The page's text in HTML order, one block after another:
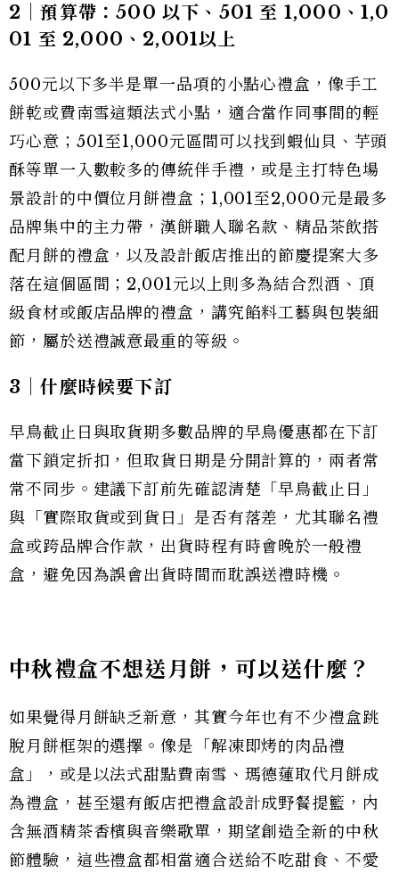
2｜預算帶：500 以下、501 至 1,000、1,0
01 至 2,000、2,001以上
500元以下多半是單一品項的小點心禮盒，像手工
餅乾或費南雪這類法式小點，適合當作同事間的輕
巧心意；501至1,000元區間可以找到蝦仙貝、芋頭
酥等單一入數較多的傳統伴手禮，或是主打特色場
景設計的中價位月餅禮盒；1,001至2,000元是最多
品牌集中的主力帶，漢餅職人聯名款、精品茶飲搭
配月餅的禮盒，以及設計飯店推出的節慶提案大多
落在這個區間；2,001元以上則多為結合烈酒、頂
級食材或飯店品牌的禮盒，講究餡料工藝與包裝細
節，屬於送禮誠意最重的等級。
3｜什麼時候要下訂
早鳥截止日與取貨期多數品牌的早鳥優惠都在下訂
當下鎖定折扣，但取貨日期是分開計算的，兩者常
常不同步。建議下訂前先確認清楚「早鳥截止日」
與「實際取貨或到貨日」是否有落差，尤其聯名禮
盒或跨品牌合作款，出貨時程有時會晚於一般禮
盒，避免因為誤會出貨時間而耽誤送禮時機。
中秋禮盒不想送月餅，可以送什麼？
如果覺得月餅缺乏新意，其實今年也有不少禮盒跳
脫月餅框架的選擇。像是「解凍即烤的肉品禮
盒」，或是以法式甜點費南雪、瑪德蓮取代月餅成
為禮盒，甚至還有飯店把禮盒設計成野餐提籃，內
含無酒精茶香檳與音樂歌單，期望創造全新的中秋
節體驗，這些禮盒都相當適合送給不吃甜食、不愛